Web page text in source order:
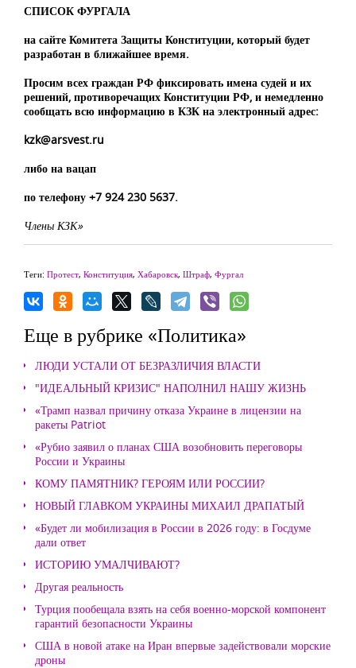
СПИСОК ФУРГАЛА
на сайте Комитета Защиты Конституции, который будет
разработан в ближайшее время.
Просим всех граждан РФ фиксировать имена судей и их
решений, противоречащих Конституции РФ, и немедленно
сообщать всю информацию в КЗК на электронный адрес:
kzk@arsvest.ru
либо на вацап
по телефону +7 924 230 5637.
Члены КЗК»
Теги: Протест, Конституция, Хабаровск, Штраф, Фургал
Еще в рубрике «Политика»
ЛЮДИ УСТАЛИ ОТ БЕЗРАЗЛИЧИЯ ВЛАСТИ
"ИДЕАЛЬНЫЙ КРИЗИС" НАПОЛНИЛ НАШУ ЖИЗНЬ
«Трамп назвал причину отказа Украине в лицензии на
ракеты Patriot
«Рубио заявил о планах США возобновить переговоры
России и Украины
КОМУ ПАМЯТНИК? ГЕРОЯМ ИЛИ РОССИИ?
НОВЫЙ ГЛАВКОМ УКРАИНЫ МИХАИЛ ДРАПАТЫЙ
«Будет ли мобилизация в России в 2026 году: в Госдуме
дали ответ
ИСТОРИЮ УМАЛЧИВАЮТ?
Другая реальность
Турция пообещала взять на себя военно-морской компонент
гарантий безопасности Украины
США в новой атаке на Иран впервые задействовали морские
дроны